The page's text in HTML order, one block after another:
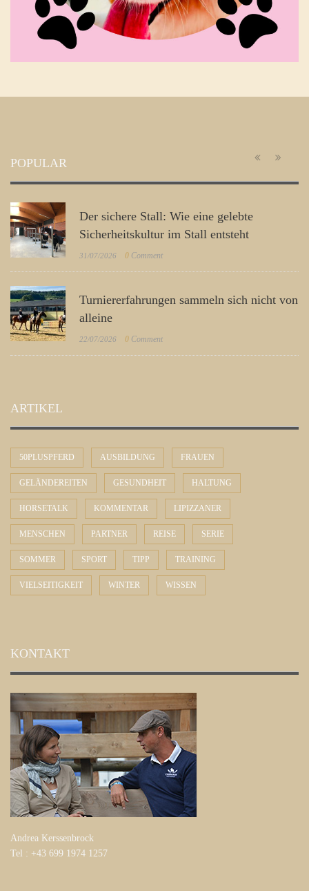
POPULAR
Der sichere Stall: Wie eine gelebte
Sicherheitskultur im Stall entsteht
31/07/2026 0 Comment
Turniererfahrungen sammeln sich nicht von
alleine
22/07/2026 0 Comment
ARTIKEL
50PLUSPFERD AUSBILDUNG FRAUEN
GELÄNDEREITEN GESUNDHEIT HALTUNG
HORSETALK KOMMENTAR LIPIZZANER
MENSCHEN PARTNER REISE SERIE
SOMMER SPORT TIPP TRAINING
VIELSEITIGKEIT WINTER WISSEN
KONTAKT
Andrea Kerssenbrock
Tel : +43 699 1974 1257